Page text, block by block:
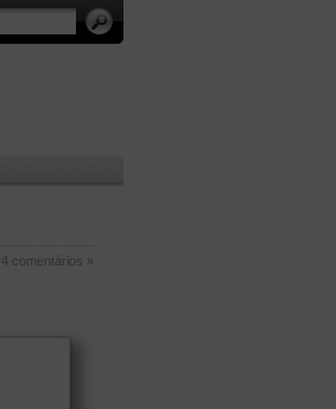
4 comentários »